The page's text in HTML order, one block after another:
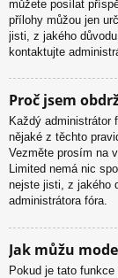
můžete posílat
přílohy můžou jen
jisti, z jakého
kontaktujte
Proč jsem
Každý administrátor
nějaké z těchto
Vezměte prosím na
Limited nemá nic
nejste jisti, z jakého
administrátora fóra.
Jak můžu
Pokud je tato